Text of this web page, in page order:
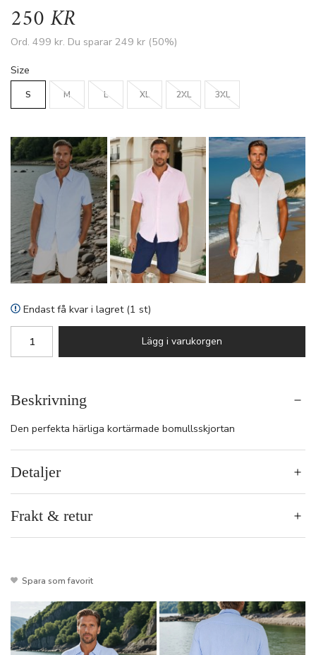
250 KR
Ord. 499 kr. Du sparar 249 kr (50%)
Size
S M L XL 2XL 3XL
Endast få kvar i lagret (1 st)
Lägg i varukorgen
Beskrivning
Den perfekta härliga kortärmade bomullsskjortan
Detaljer
Frakt & retur
Spara som favorit